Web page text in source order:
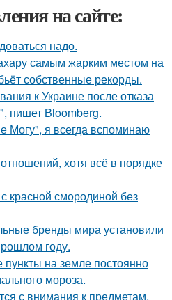
на сайте:
надо.
самым жарким местом на
собственные рекорды.
к Украине после отказа
пишет Bloomberg.
Могу", я всегда вспоминаю
хотя всё в порядке
красной смородиной без
бренды мира установили
году.
на земле постоянно
мороза.
с внимания к предметам,